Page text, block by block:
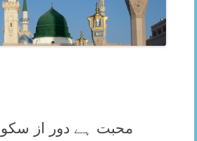
محبت ہے دور از